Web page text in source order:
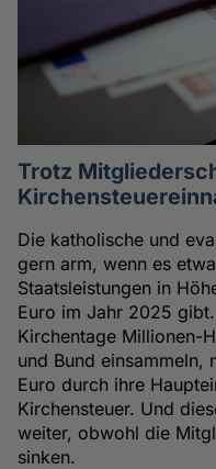
Trotz
Die katholische und
gern arm, wenn es
Staatsleistungen in
Euro im Jahr 2025
Kirchentage Millionen-
und Bund einsammeln,
Euro durch ihre
Kirchensteuer. Und
weiter, obwohl die
sinken.